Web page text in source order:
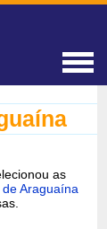
as
Araguaína